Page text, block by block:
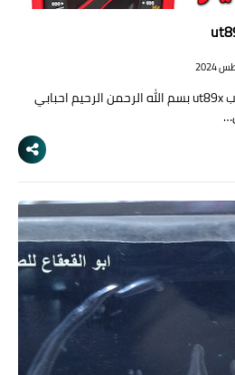
تعرف علي اهم مميزات وعيوب ut89x بسم الله الرحمن الرحيم احبابي